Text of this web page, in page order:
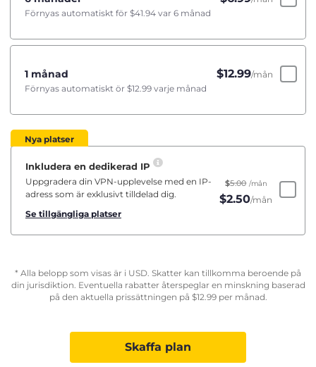
Förnyas automatiskt för $41.94 var 6 månad
1 månad $12.99/mån
Förnyas automatiskt ör $12.99 varje månad
Nya platser
Inkludera en dedikerad IP
Uppgradera din VPN-upplevelse med en IP-
adress som är exklusivt tilldelad dig.
Se tillgängliga platser
$5.00 /mån
$2.50/mån
* Alla belopp som visas är i USD. Skatter kan tillkomma beroende på
din jurisdiktion. Eventuella rabatter återspeglar en minskning baserad
på den aktuella prissättningen på $12.99per månad.
Skaffa plan